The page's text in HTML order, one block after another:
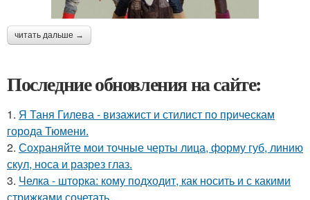
читать дальше →
Последние обновления на сайте:
1. Я Таня Гилева - визажист и стилист по прическам
города Тюмени.
2. Сохраняйте мои точные черты лица, форму губ, линию
скул, носа и разрез глаз.
3. Челка - шторка: кому подходит, как носить и с какими